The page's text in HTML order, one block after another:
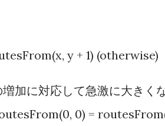
y + 1) (otherwise)
加に対応して急激に大きく
0) =